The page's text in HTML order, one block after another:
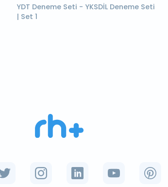
YDT Deneme Seti - YKSDİL Deneme Seti
| Set 1